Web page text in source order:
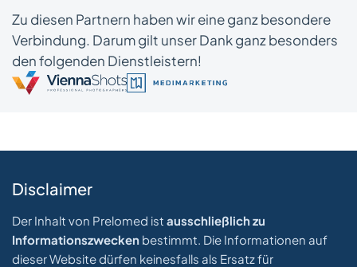
Zu diesen Partnern haben wir eine ganz besondere
Verbindung. Darum gilt unser Dank ganz besonders
den folgenden Dienstleistern!
Disclaimer
Der Inhalt von Prelomed ist ausschließlich zu
Informationszwecken bestimmt. Die Informationen auf
dieser Website dürfen keinesfalls als Ersatz für